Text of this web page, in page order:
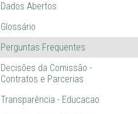
Dados Abertos
Glossário
Perguntas Frequentes
Decisões da Comissão -
Contratos e Parcerias
Transparência - Educacao